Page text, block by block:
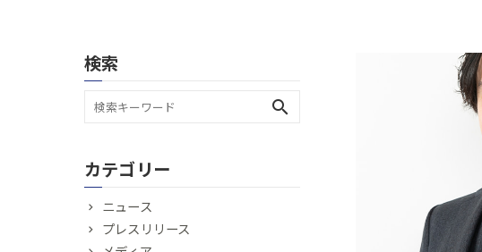
検索
search
カテゴリー
ニュース
プレスリリース